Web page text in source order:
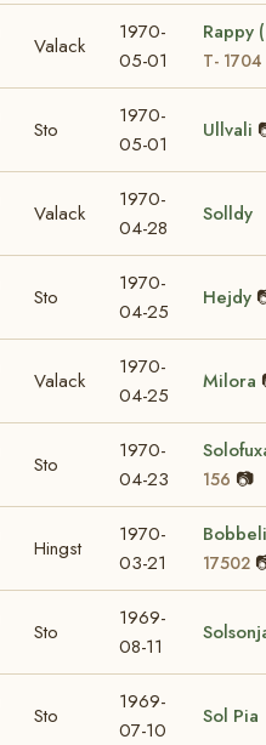
Valack
1970-
05-01
Rappy
T- 1704
Sto
1970-
05-01
Ullvali
Valack
1970-
04-28
Solldy
Sto
1970-
04-25
Hejdy
Valack
1970-
04-25
Milora
Sto
1970-
04-23
156 📷
Hingst
1970-
03-21
17502
Sto
1969-
08-11
Sto
1969-
07-10
Sol Pia